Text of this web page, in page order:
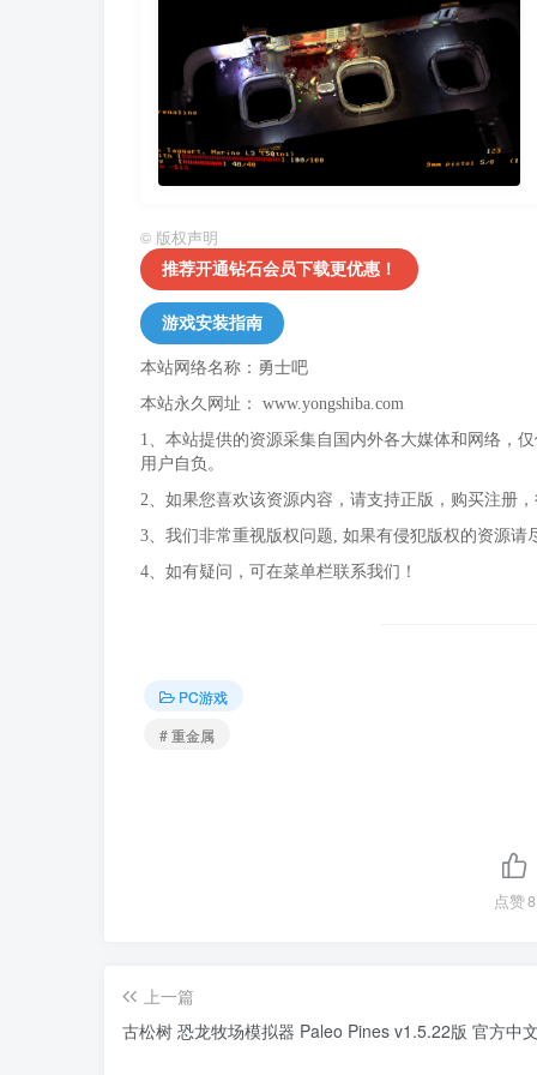
© 版权声明
推荐开通钻石会员下载更优惠！
游戏安装指南
本站网络名称：勇士吧
本站永久网址： www.yongshiba.com
1、本站提供的资源采集自国内外各大媒体和网络，
用户自负。
2、如果您喜欢该资源内容，请支持正版，购买注册
3、我们非常重视版权问题, 如果有侵犯版权的资源
4、如有疑问，可在菜单栏联系我们！
PC游戏
# 重金属
点赞8
上一篇
古松树 恐龙牧场模拟器 Paleo Pines v1.5.22版 官方中